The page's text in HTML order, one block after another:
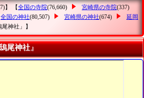
】 【全国の寺院(76,660) 宮崎県の寺院(337)
全国の神社(80,507) 宮崎県の神社(674)
延岡
尾神社」 】
尾神社』